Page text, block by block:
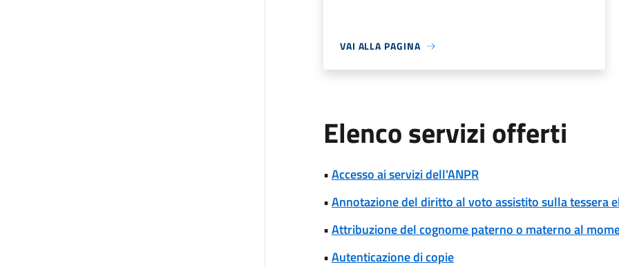
VAI ALLA PAGINA
Elenco servizi offerti
•Accesso ai servizi dell'ANPR
•Annotazione del diritto al voto assistito sulla tessera
•Attribuzione del cognome paterno o materno al
•Autenticazione di copie